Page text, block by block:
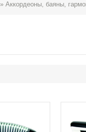
» Аккордеоны, баяны,